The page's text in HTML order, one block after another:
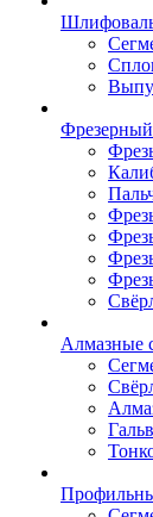
Алмазные